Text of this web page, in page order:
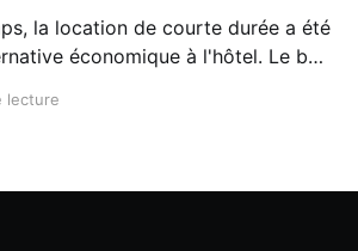
la location de courte durée a été
économique à l'hôtel. Le bon
billets. Aujourd'hui, selon
lecture